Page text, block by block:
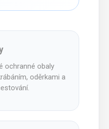
ochranné obaly
oděrkami a